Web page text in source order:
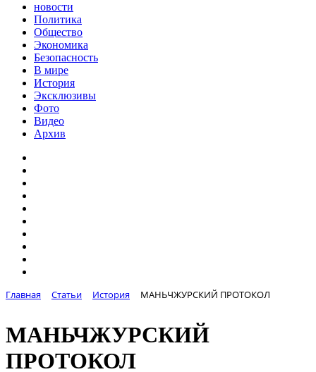
новости
Политика
Общество
Экономика
Безопасность
В мире
История
Эксклюзивы
Фото
Видео
Архив
Главная Статьи История МАНЬЧЖУРСКИЙ ПРОТОКОЛ
МАНЬЧЖУРСКИЙ
ПРОТОКОЛ